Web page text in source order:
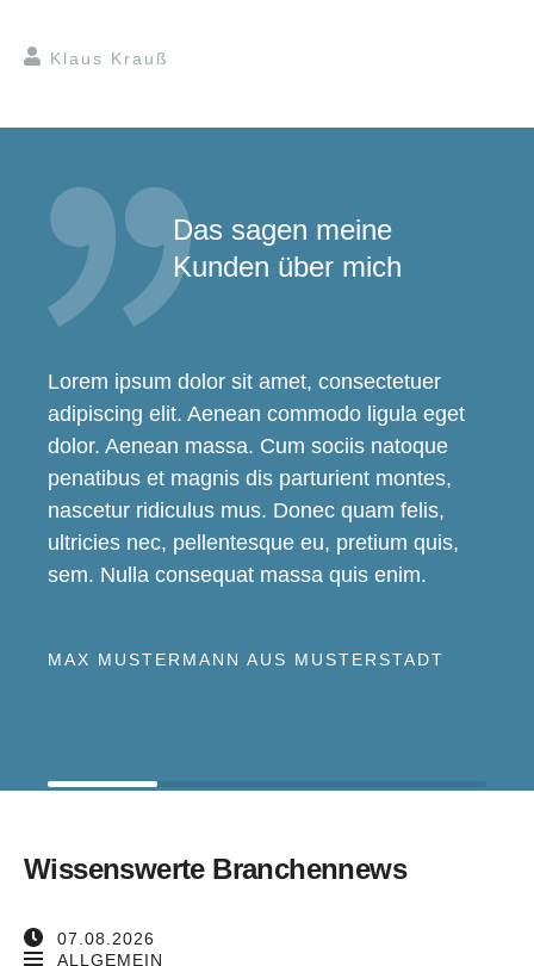
Klaus Krauß
Das sagen meine
Kunden über mich
Lorem ipsum dolor sit amet, consectetuer
adipiscing elit. Aenean commodo ligula eget
dolor. Aenean massa. Cum sociis natoque
penatibus et magnis dis parturient montes,
nascetur ridiculus mus. Donec quam felis,
ultricies nec, pellentesque eu, pretium quis,
sem. Nulla consequat massa quis enim.
MAX MUSTERMANN AUS MUSTERSTADT
Wissenswerte Branchennews
07.08.2026
ALLGEMEIN